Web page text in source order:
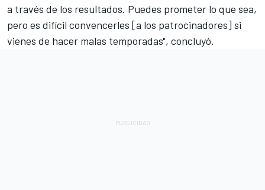
a través de los resultados. Puedes prometer lo que sea,
pero es difícil convencerles [a los patrocinadores] si
vienes de hacer malas temporadas", concluyó.